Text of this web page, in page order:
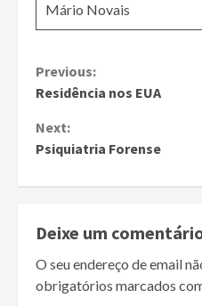
Mário Novais
Continue
Previous:
Residência nos EUA
Next:
Psiquiatria Forense
Deixe um
O seu endereço de email
obrigatórios marcados